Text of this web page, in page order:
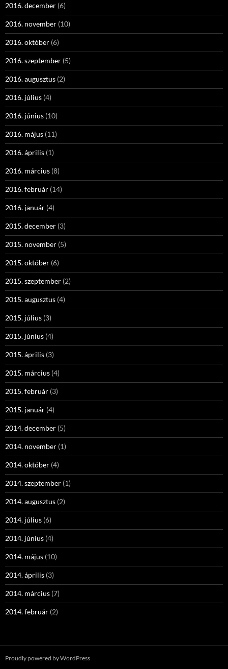
2016. december (6)
2016. november (10)
2016. október (6)
2016. szeptember (5)
2016. augusztus (2)
2016. július (4)
2016. június (10)
2016. május (11)
2016. április (1)
2016. március (8)
2016. február (14)
2016. január (4)
2015. december (3)
2015. november (5)
2015. október (6)
2015. szeptember (2)
2015. augusztus (4)
2015. július (3)
2015. június (4)
2015. április (3)
2015. március (4)
2015. február (3)
2015. január (4)
2014. december (5)
2014. november (1)
2014. október (4)
2014. szeptember (1)
2014. augusztus (2)
2014. július (6)
2014. június (4)
2014. május (10)
2014. április (3)
2014. március (7)
2014. február (2)
Proudly powered by WordPress